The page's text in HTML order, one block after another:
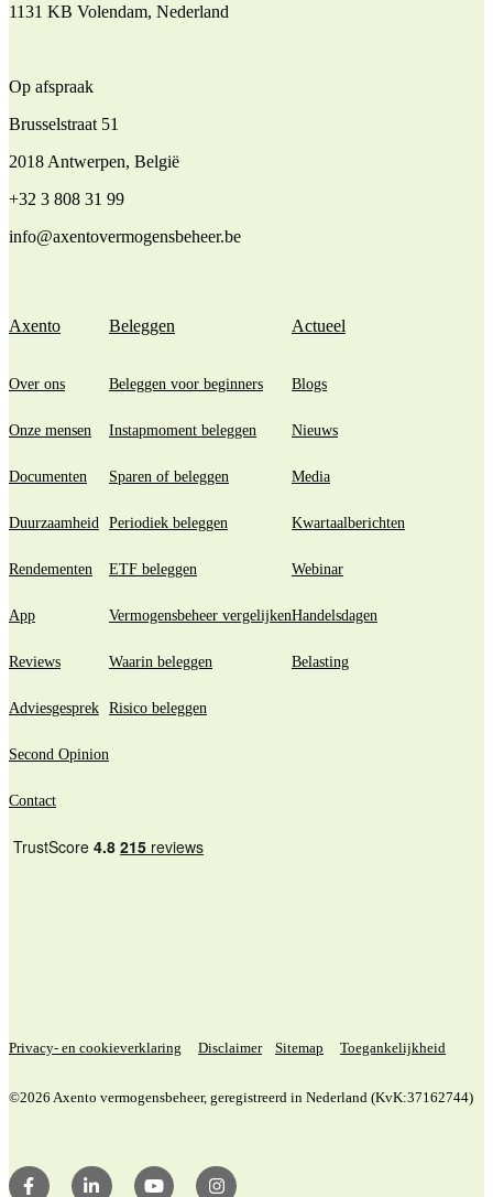
1131 KB Volendam, Nederland
Op afspraak
Brusselstraat 51
2018 Antwerpen, België
+32 3 808 31 99
info@axentovermogensbeheer.be
Axento
Over ons
Onze mensen
Documenten
Duurzaamheid
Rendementen
App
Reviews
Adviesgesprek
Second Opinion
Contact
Beleggen
Beleggen voor beginners
Instapmoment beleggen
Sparen of beleggen
Periodiek beleggen
ETF beleggen
Vermogensbeheer vergelijken
Waarin beleggen
Risico beleggen
Actueel
Blogs
Nieuws
Media
Kwartaalberichten
Webinar
Handelsdagen
Belasting
Privacy- en cookieverklaring Disclaimer Sitemap Toegankelijkheid
©2026 Axento vermogensbeheer, geregistreerd in Nederland (KvK:37162744)